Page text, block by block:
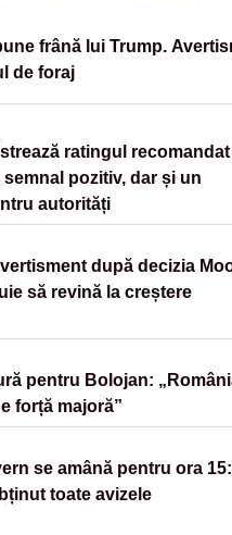
frână lui Trump.
de foraj
ratingul recomandat
pozitiv, dar și un
autorități
după decizia
să revină la creștere
pentru Bolojan:
forță majoră”
se amână pentru ora
toate avizele